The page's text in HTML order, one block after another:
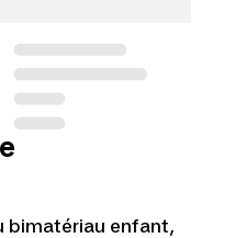
bimatériau enfant,